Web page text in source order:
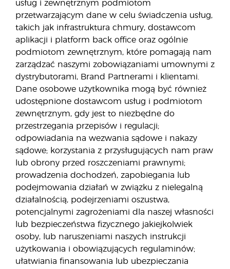
usług i zewnętrznym podmiotom
przetwarzającym dane w celu świadczenia usług,
takich jak infrastruktura chmury, dostawcom
aplikacji i platform back office oraz ogólnie
podmiotom zewnętrznym, które pomagają nam
zarządzać naszymi zobowiązaniami umownymi z
dystrybutorami, Brand Partnerami i klientami.
Dane osobowe użytkownika mogą być również
udostępnione dostawcom usług i podmiotom
zewnętrznym, gdy jest to niezbędne do
przestrzegania przepisów i regulacji;
odpowiadania na wezwania sądowe i nakazy
sądowe; korzystania z przysługujących nam praw
lub obrony przed roszczeniami prawnymi;
prowadzenia dochodzeń, zapobiegania lub
podejmowania działań w związku z nielegalną
działalnością, podejrzeniami oszustwa,
potencjalnymi zagrożeniami dla naszej własności
lub bezpieczeństwa fizycznego jakiejkolwiek
osoby, lub naruszeniami naszych instrukcji
użytkowania i obowiązujących regulaminów;
ułatwiania finansowania lub ubezpieczania